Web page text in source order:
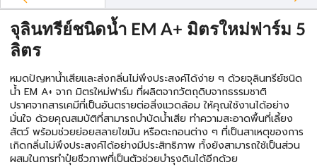
จุลินทรีย์ชนิดน้ำ EM A+ มิตรใหม่ฟาร์ม 5
ลิตร
หมดปัญหาน้ำเสียและส่งกลิ่นไม่พึงประสงค์ได้ง่าย ๆ ด้วยจุลินทรีย์ชนิด
น้ำ EM A+ จาก มิตรใหม่ฟาร์ม ที่ผลิตจากวัตถุดิบจากธรรมชาติ
ปราศจากสารเคมีที่เป็นอันตรายต่อสิ่งแวดล้อม ให้คุณใช้งานได้อย่าง
มั่นใจ ด้วยคุณสมบัติที่สามารถบำบัดน้ำเสีย ทำความสะอาดพื้นที่เลี้ยง
สัตว์ พร้อมช่วยย่อยสลายไขมัน หรือตะกอนต่าง ๆ ที่เป็นสาเหตุของการ
เกิดกลิ่นไม่พึงประสงค์ได้อย่างมีประสิทธิภาพ ทั้งยังสามารถใช้เป็นส่วน
ผสมในการทำปุ๋ยชีวภาพที่เป็นตัวช่วยบำรุงดินได้อีกด้วย